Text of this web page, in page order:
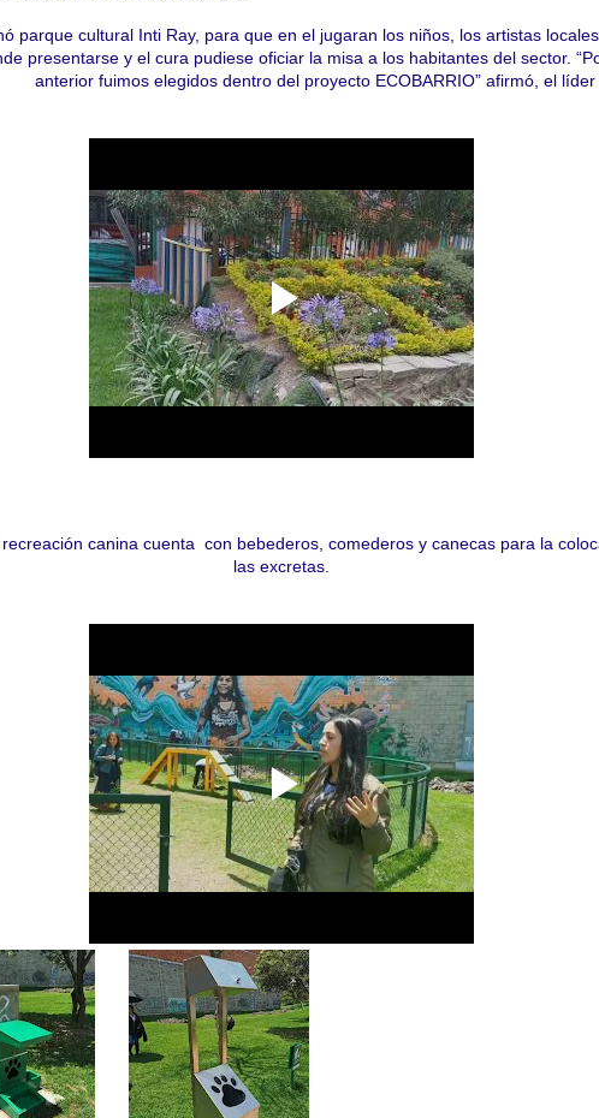
parque cultural Inti Ray, para que en el jugaran los niños, los artistas
presentarse y el cura pudiese oficiar la misa a los habitantes del sector.
anterior fuimos elegidos dentro del proyecto ECOBARRIO” afirmó, el
canina cuenta con bebederos, comederos y canecas para la
las excretas.